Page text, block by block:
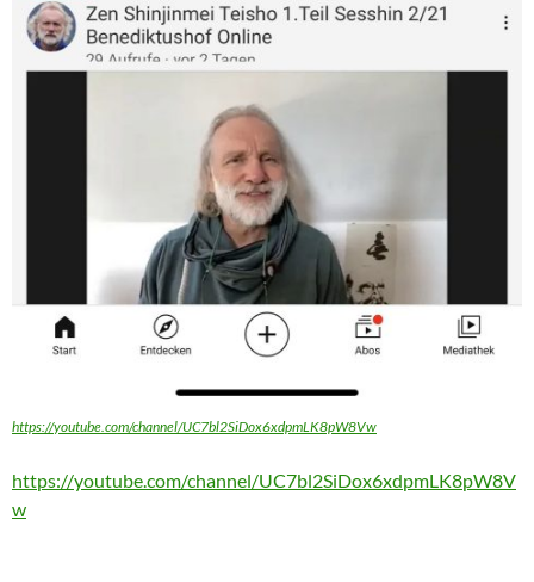
https://youtube.com/channel/UC7bl2SiDox6xdpmLK8pW8Vw
https://youtube.com/channel/UC7bl2SiDox6xdpmLK8pW8V
w